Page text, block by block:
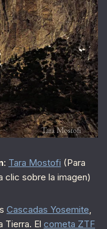
: Tara Mostofi (Para
clic sobre la imagen)
Cascadas Yosemite
Tierra. El cometa ZTF